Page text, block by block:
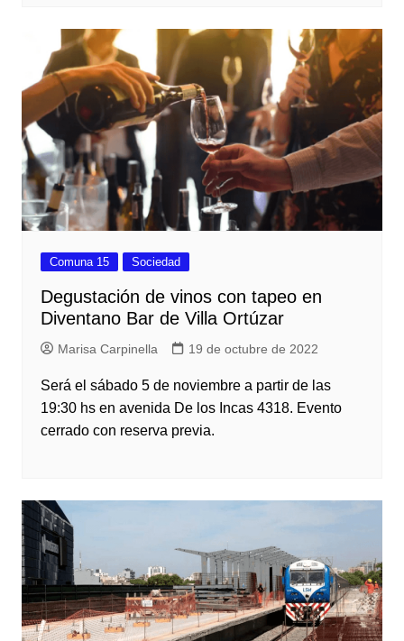
Comuna 15 Sociedad
Degustación de vinos con tapeo en
Diventano Bar de Villa Ortúzar
Marisa Carpinella 19 de octubre de 2022
Será el sábado 5 de noviembre a partir de las
19:30 hs en avenida De los Incas 4318. Evento
cerrado con reserva previa.